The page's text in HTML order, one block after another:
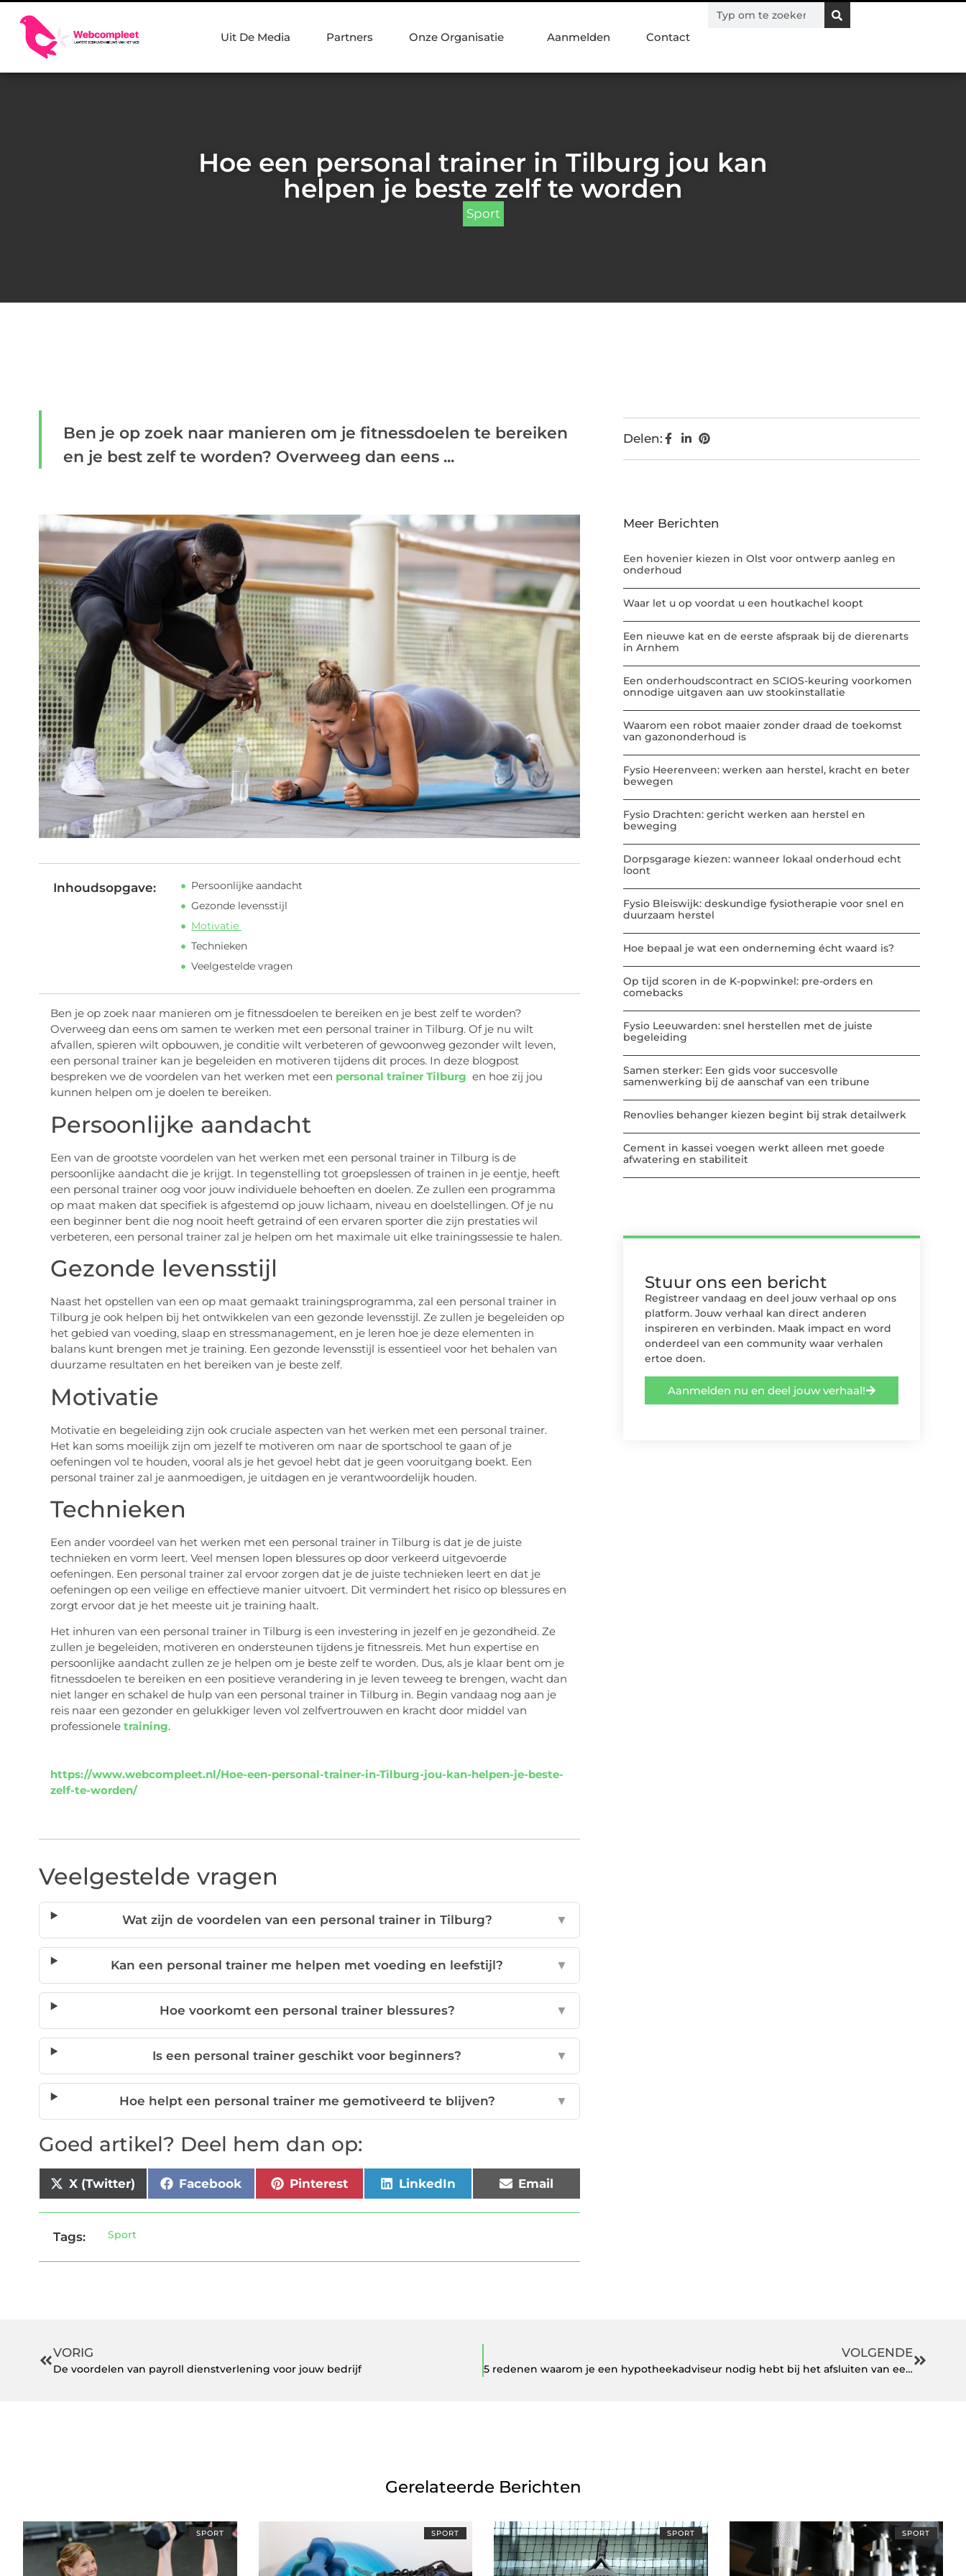
Uit De Media Partners Onze Organisatie Aanmelden Contact
Hoe een personal trainer in Tilburg jou kan
helpen je beste zelf te worden
Sport
Ben je op zoek naar manieren om je fitnessdoelen te bereiken
en je best zelf te worden? Overweeg dan eens ...
Inhoudsopgave:
Persoonlijke aandacht
Gezonde levensstijl
Motivatie
Technieken
Veelgestelde vragen
Ben je op zoek naar manieren om je fitnessdoelen te bereiken en je best zelf te worden?
Overweeg dan eens om samen te werken met een personal trainer in Tilburg. Of je nu wilt
afvallen, spieren wilt opbouwen, je conditie wilt verbeteren of gewoonweg gezonder wilt leven,
een personal trainer kan je begeleiden en motiveren tijdens dit proces. In deze blogpost
bespreken we de voordelen van het werken met een personal trainer Tilburg en hoe zij jou
kunnen helpen om je doelen te bereiken.
Persoonlijke aandacht
Een van de grootste voordelen van het werken met een personal trainer in Tilburg is de
persoonlijke aandacht die je krijgt. In tegenstelling tot groepslessen of trainen in je eentje, heeft
een personal trainer oog voor jouw individuele behoeften en doelen. Ze zullen een programma
op maat maken dat specifiek is afgestemd op jouw lichaam, niveau en doelstellingen. Of je nu
een beginner bent die nog nooit heeft getraind of een ervaren sporter die zijn prestaties wil
verbeteren, een personal trainer zal je helpen om het maximale uit elke trainingssessie te halen.
Gezonde levensstijl
Naast het opstellen van een op maat gemaakt trainingsprogramma, zal een personal trainer in
Tilburg je ook helpen bij het ontwikkelen van een gezonde levensstijl. Ze zullen je begeleiden op
het gebied van voeding, slaap en stressmanagement, en je leren hoe je deze elementen in
balans kunt brengen met je training. Een gezonde levensstijl is essentieel voor het behalen van
duurzame resultaten en het bereiken van je beste zelf.
Motivatie
Motivatie en begeleiding zijn ook cruciale aspecten van het werken met een personal trainer.
Het kan soms moeilijk zijn om jezelf te motiveren om naar de sportschool te gaan of je
oefeningen vol te houden, vooral als je het gevoel hebt dat je geen vooruitgang boekt. Een
personal trainer zal je aanmoedigen, je uitdagen en je verantwoordelijk houden.
Technieken
Een ander voordeel van het werken met een personal trainer in Tilburg is dat je de juiste
technieken en vorm leert. Veel mensen lopen blessures op door verkeerd uitgevoerde
oefeningen. Een personal trainer zal ervoor zorgen dat je de juiste technieken leert en dat je
oefeningen op een veilige en effectieve manier uitvoert. Dit vermindert het risico op blessures en
zorgt ervoor dat je het meeste uit je training haalt.
Het inhuren van een personal trainer in Tilburg is een investering in jezelf en je gezondheid. Ze
zullen je begeleiden, motiveren en ondersteunen tijdens je fitnessreis. Met hun expertise en
persoonlijke aandacht zullen ze je helpen om je beste zelf te worden. Dus, als je klaar bent om je
fitnessdoelen te bereiken en een positieve verandering in je leven teweeg te brengen, wacht dan
niet langer en schakel de hulp van een personal trainer in Tilburg in. Begin vandaag nog aan je
reis naar een gezonder en gelukkiger leven vol zelfvertrouwen en kracht door middel van
professionele training.
https://www.webcompleet.nl/Hoe-een-personal-trainer-in-Tilburg-jou-kan-helpen-je-beste-
zelf-te-worden/
Veelgestelde vragen
Wat zijn de voordelen van een personal trainer in Tilburg? ▼
Kan een personal trainer me helpen met voeding en leefstijl? ▼
Hoe voorkomt een personal trainer blessures? ▼
Is een personal trainer geschikt voor beginners? ▼
Hoe helpt een personal trainer me gemotiveerd te blijven? ▼
Goed artikel? Deel hem dan op:
X (Twitter) Facebook Pinterest LinkedIn Email
Tags: Sport
Delen:
Meer Berichten
Een hovenier kiezen in Olst voor ontwerp aanleg en
onderhoud
Waar let u op voordat u een houtkachel koopt
Een nieuwe kat en de eerste afspraak bij de dierenarts
in Arnhem
Een onderhoudscontract en SCIOS-keuring voorkomen
onnodige uitgaven aan uw stookinstallatie
Waarom een robot maaier zonder draad de toekomst
van gazononderhoud is
Fysio Heerenveen: werken aan herstel, kracht en beter
bewegen
Fysio Drachten: gericht werken aan herstel en
beweging
Dorpsgarage kiezen: wanneer lokaal onderhoud echt
loont
Fysio Bleiswijk: deskundige fysiotherapie voor snel en
duurzaam herstel
Hoe bepaal je wat een onderneming écht waard is?
Op tijd scoren in de K-popwinkel: pre-orders en
comebacks
Fysio Leeuwarden: snel herstellen met de juiste
begeleiding
Samen sterker: Een gids voor succesvolle
samenwerking bij de aanschaf van een tribune
Renovlies behanger kiezen begint bij strak detailwerk
Cement in kassei voegen werkt alleen met goede
afwatering en stabiliteit
Stuur ons een bericht
Registreer vandaag en deel jouw verhaal op ons
platform. Jouw verhaal kan direct anderen
inspireren en verbinden. Maak impact en word
onderdeel van een community waar verhalen
ertoe doen.
Aanmelden nu en deel jouw verhaal!
VORIG
De voordelen van payroll dienstverlening voor jouw bedrijf
VOLGENDE
5 redenen waarom je een hypotheekadviseur nodig hebt bij het afsluiten van een hypotheek
Gerelateerde Berichten
SPORT SPORT SPORT SPORT